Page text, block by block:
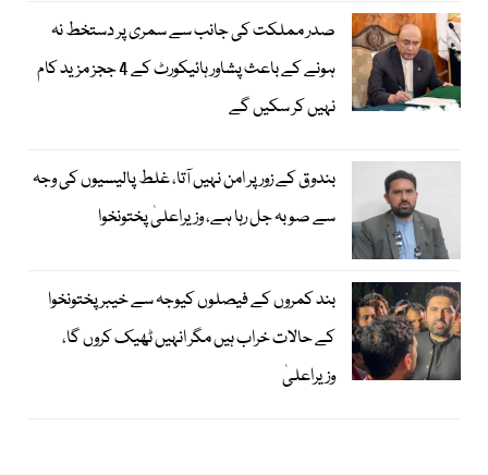
صدر مملکت کی جانب سے سمری پر دستخط نہ
ہونے کے باعث پشاور ہائیکورٹ کے 4 ججز مزید کام
نہیں کر سکیں گے
بندوق کے زور پر امن نہیں آتا، غلط پالیسیوں کی وجہ
سے صوبہ جل رہا ہے، وزیراعلیٰ پختونخوا
بند کمروں کے فیصلوں کیوجہ سے خیبرپختونخوا
کے حالات خراب ہیں مگر انہیں ٹھیک کروں گا،
وزیراعلیٰ